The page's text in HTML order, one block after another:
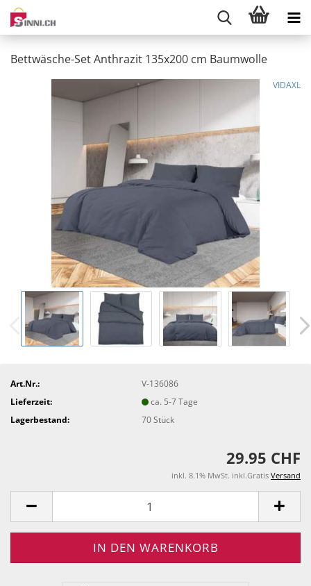
Bettwäsche-Set Anthrazit 135x200 cm Baumwolle
VIDAXL
Art.Nr.:
V-136086
Lieferzeit:
ca. 5-7 Tage
Lagerbestand:
70Stück
29.95 CHF
inkl. 8.1% MwSt. inkl.Gratis Versand